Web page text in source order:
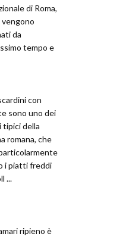
di Roma,
vengono
da
tempo e
con
sono uno dei
della
romana, che
i piatti freddi
...
ripieno è